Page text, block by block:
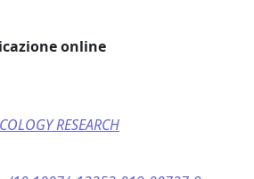
online
RESEARCH